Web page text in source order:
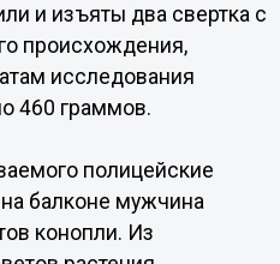
и изъяты два свертка с
происхождения,
исследования
460 граммов.
полицейские
балконе мужчина
конопли. Из